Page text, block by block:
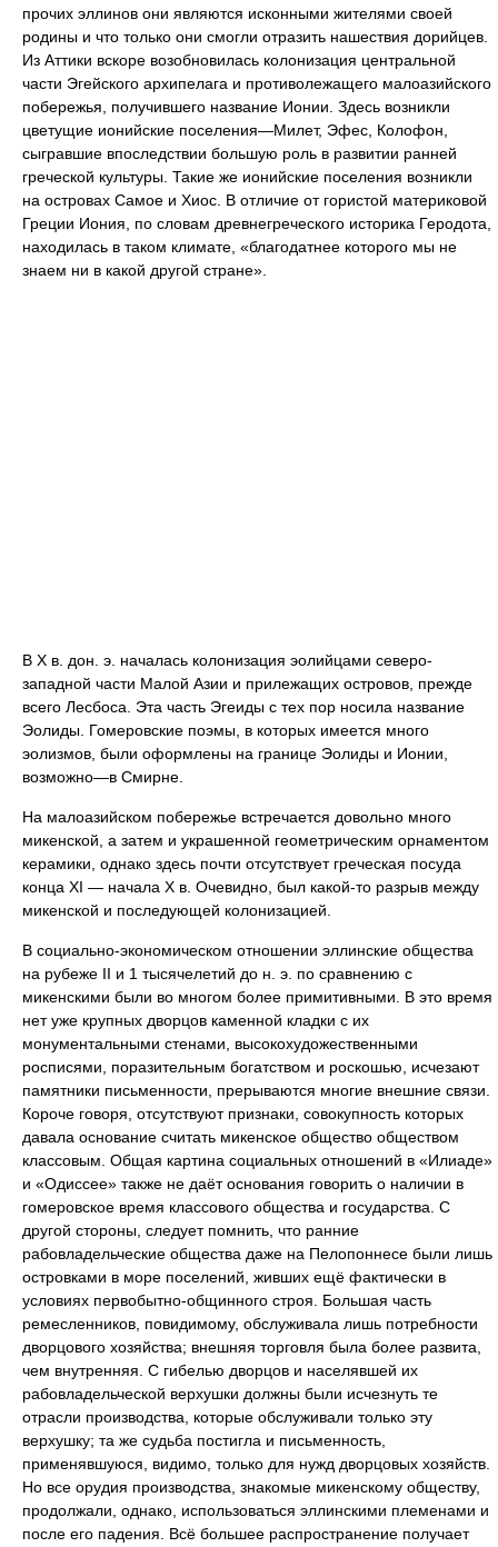
прочих эллинов они являются исконными жителями своей
родины и что только они смогли отразить нашествия дорийцев.
Из Аттики вскоре возобновилась колонизация центральной
части Эгейского архипелага и противолежащего малоазийского
побережья, получившего название Ионии. Здесь возникли
цветущие ионийские поселения—Милет, Эфес, Колофон,
сыгравшие впоследствии большую роль в развитии ранней
греческой культуры. Такие же ионийские поселения возникли
на островах Самое и Хиос. В отличие от гористой материковой
Греции Иония, по словам древнегреческого историка Геродота,
находилась в таком климате, «благодатнее которого мы не
знаем ни в какой другой стране».
В Х в. дон. э. началась колонизация эолийцами северо-
западной части Малой Азии и прилежащих островов, прежде
всего Лесбоса. Эта часть Эгеиды с тех пор носила название
Эолиды. Гомеровские поэмы, в которых имеется много
эолизмов, были оформлены на границе Эолиды и Ионии,
возможно—в Смирне.
На малоазийском побережье встречается довольно много
микенской, а затем и украшенной геометрическим орнаментом
керамики, однако здесь почти отсутствует греческая посуда
конца XI — начала Х в. Очевидно, был какой-то разрыв между
микенской и последующей колонизацией.
В социально-экономическом отношении эллинские общества
на рубеже II и 1 тысячелетий до н. э. по сравнению с
микенскими были во многом более примитивными. В это время
нет уже крупных дворцов каменной кладки с их
монументальными стенами, высокохудожественными
росписями, поразительным богатством и роскошью, исчезают
памятники письменности, прерываются многие внешние связи.
Короче говоря, отсутствуют признаки, совокупность которых
давала основание считать микенское общество обществом
классовым. Общая картина социальных отношений в «Илиаде»
и «Одиссее» также не даёт основания говорить о наличии в
гомеровское время классового общества и государства. С
другой стороны, следует помнить, что ранние
рабовладельческие общества даже на Пелопоннесе были лишь
островками в море поселений, живших ещё фактически в
условиях первобытно-общинного строя. Большая часть
ремесленников, повидимому, обслуживала лишь потребности
дворцового хозяйства; внешняя торговля была более развита,
чем внутренняя. С гибелью дворцов и населявшей их
рабовладельческой верхушки должны были исчезнуть те
отрасли производства, которые обслуживали только эту
верхушку; та же судьба постигла и письменность,
применявшуюся, видимо, только для нужд дворцовых хозяйств.
Нo все орудия производства, знакомые микенскому обществу,
продолжали, однако, использоваться эллинскими племенами и
после его падения. Всё большее распространение получает